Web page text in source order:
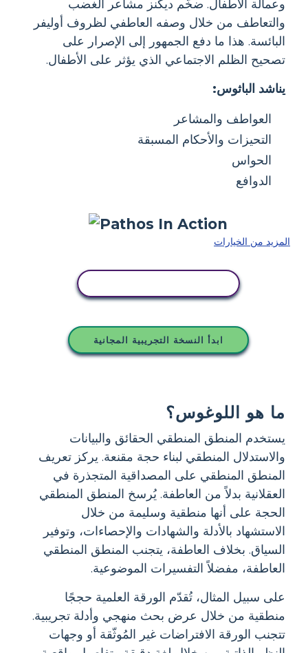
وعمالة الأطفال. ضخّم ديكنز مشاعر الغضب
والتعاطف من خلال وصفه العاطفي لظروف أوليفر
البائسة. هذا ما دفع الجمهور إلى الإصرار على
تصحيح الظلم الاجتماعي الذي يؤثر على الأطفال.
يناشد الباثوس:
العواطف والمشاعر
التحيزات والأحكام المسبقة
الحواس
الدوافع
المزيد من الخيارات
ابدأ النسخة التجريبية المجانية
ما هو اللوغوس؟
يستخدم المنطق المنطقي الحقائق والبيانات
والاستدلال المنطقي لبناء حجة مقنعة. يركز تعريف
المنطق المنطقي على المصداقية المتجذرة في
العقلانية بدلاً من العاطفة. يُرسخ المنطق المنطقي
الحجة على أنها منطقية وسليمة من خلال
الاستشهاد بالأدلة والشهادات والإحصاءات، وتوفير
السياق. بخلاف العاطفة، يتجنب المنطق المنطقي
العاطفة، مفضلاً التفسيرات الموضوعية.
على سبيل المثال، تُقدّم الورقة العلمية حججًا
منطقية من خلال عرض بحث منهجي وأدلة تجريبية.
تتجنب الورقة الافتراضات غير المُوثّقة أو وجهات